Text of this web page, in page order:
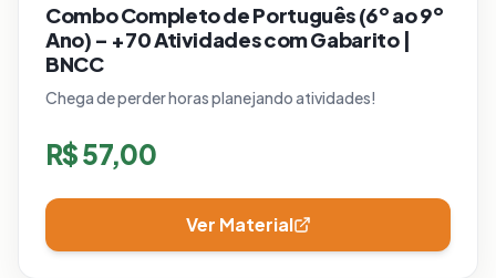
Combo Completo de Português (6º ao 9º
Ano) – +70 Atividades com Gabarito |
BNCC
Chega de perder horas planejando atividades!
R$57,00
Ver Material